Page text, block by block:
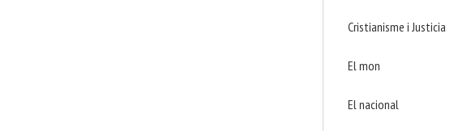
Cristianisme i Justicia
El mon
El nacional